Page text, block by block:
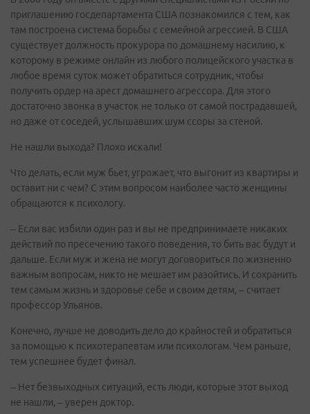
приглашению госдепартамента США познакомился с тем, как
там построена система борьбы с семейной агрессией. В США
существует должность прокурора по домашнему насилию, к
которому в режиме онлайн из любого полицейского участка в
любое время суток может обратиться сотрудник, чтобы
получить ордер на арест домашнего агрессора. Для этого
достаточно звонка в участок не только от самой пострадавшей,
но даже от соседей, услышавших шум ссоры за стеной.
Не нашли выхода? Плохо искали!
Что делать, если муж бьет, угрожает, что выгонит из квартиры и
оставит ни с чем? С этим вопросом наиболее часто женщины
обращаются к психологу.
– Если вас избили один раз и вы не предпринимаете никаких
действий по пресечению такого поведения, то бить вас будут и
дальше. Если муж и жена не могут договориться по жизненно
важным вопросам, никто не мешает им разойтись. И сохранить
тем самым жизнь и здоровье себе и своим детям, – считает
профессор Ульянов.
Конечно, лучше не доводить дело до крайностей и обратиться
за помощью к психотерапевтам или психологам. Чем раньше,
тем успешнее будет финал.
– Нет безвыходных ситуаций, есть люди, которые этот выход
не нашли, – уверен доктор.